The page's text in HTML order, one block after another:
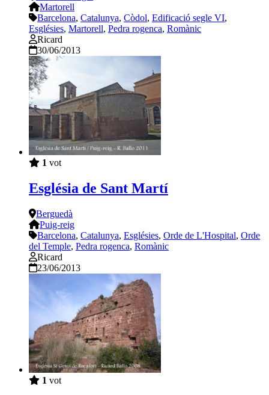
Martorell
Barcelona, Catalunya, Còdol, Edificació segle VI,
Esglésies, Martorell, Pedra rogenca, Romànic
Ricard
30/06/2013
1 vot
Església de Sant Martí
Berguedà
Puig-reig
Barcelona, Catalunya, Esglésies, Orde de L'Hospital, Orde
del Temple, Pedra rogenca, Romànic
Ricard
23/06/2013
1 vot